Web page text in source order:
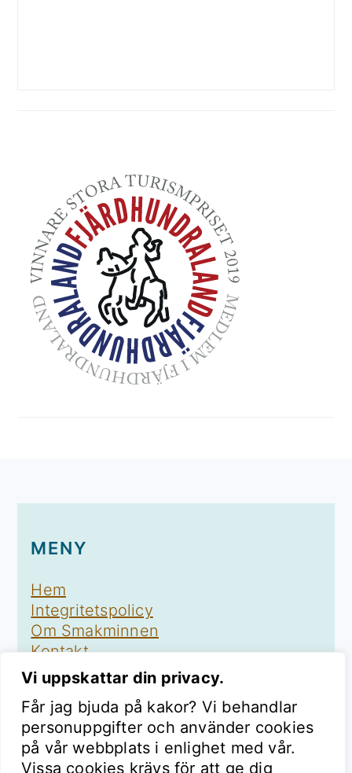
Vi uppskattar din privacy.
Får jag bjuda på kakor? Vi behandlar
personuppgifter och använder cookies
på vår webbplats i enlighet med vår.
Vissa cookies krävs för att ge dig
MENY
Hem
Integritetspolicy
Om Smakminnen
Kontakt
FÖLJ SMAKMINNEN